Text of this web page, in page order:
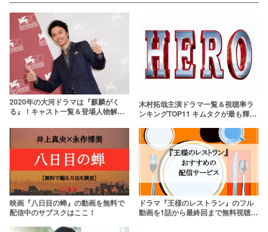
2020年の大河ドラマは『麒麟がく
る』！キャスト一覧＆登場人物解説
木村拓哉主演ドラマ一覧＆視聴率ラ
ンキングTOP11 キムタクが最も輝い
映画『八日目の蝉』の動画を無料で
配信中のサブスクはここ！
ドラマ『王様のレストラン』のフル
動画を1話から最終回まで無料視聴で